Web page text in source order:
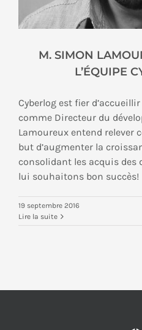
M. SIMON
L’ÉQUIPE
Cyberlog est fier
comme Directeur du
Lamoureux entend relever
but d’augmenter la
consolidant les acquis des
lui souhaitons bon succès!
19 septembre 2016
Lire la suite